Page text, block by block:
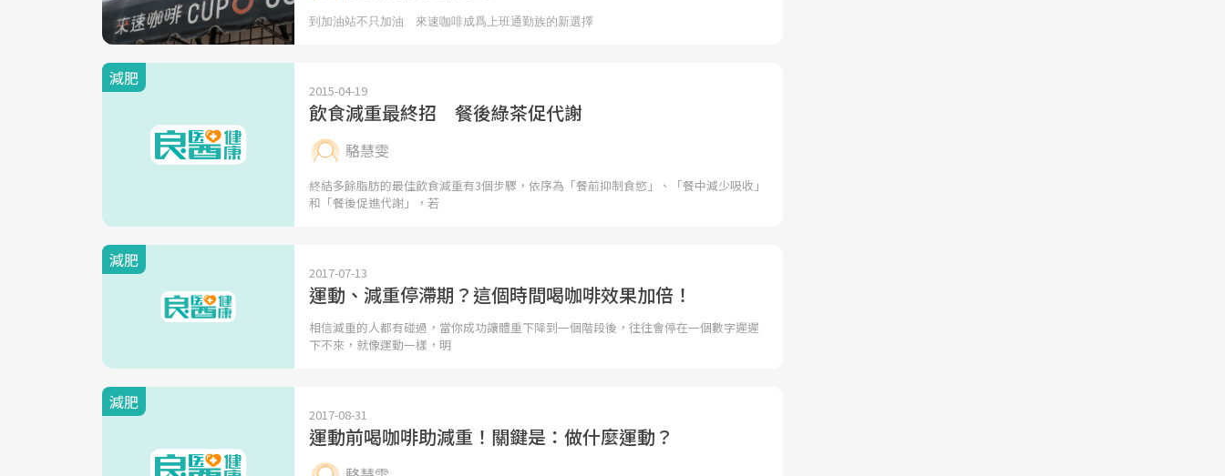
減肥
2015-04-19
飲食減重最終招 餐後綠茶促代謝
駱慧雯
終結多餘脂肪的最佳飲食減重有3個步驟，依序為「餐前抑制食慾」、「餐中減少吸收」
和「餐後促進代謝」，若
減肥
2017-07-13
運動、減重停滯期？這個時間喝咖啡效果加倍！
相信減重的人都有碰過，當你成功讓體重下降到一個階段後，往往會停在一個數字遲遲
下不來，就像運動一樣，明
減肥
2017-08-31
運動前喝咖啡助減重！關鍵是：做什麼運動？